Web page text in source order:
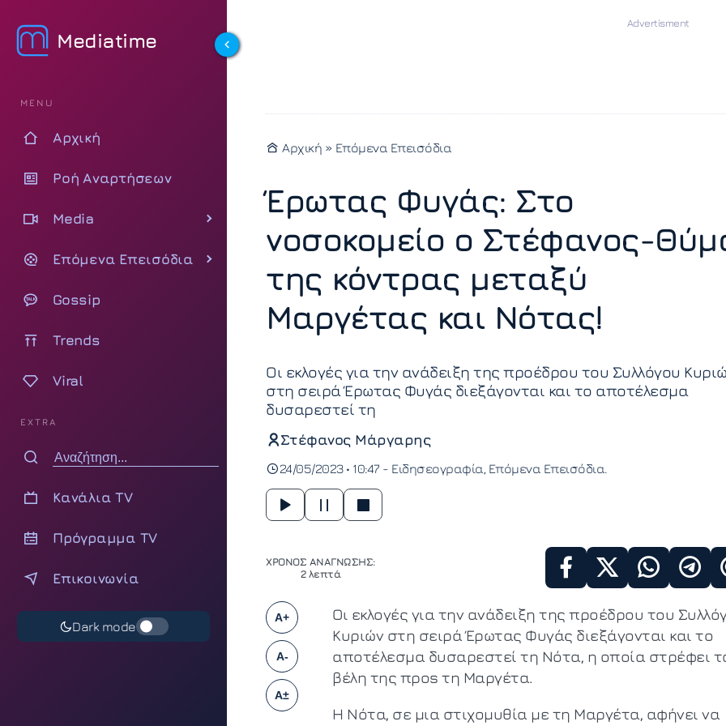
Mediatime
MENU
Αρχική
Ροή Αναρτήσεων
Media
Επόμενα Επεισόδια
Gossip
Trends
Viral
EXTRA
Κανάλια TV
Πρόγραμμα TV
Επικοινωνία
Dark mode
Αρχική » Επόμενα Επεισόδια
Έρωτας Φυγάς: Στο
νοσοκομείο ο Στέφανος-
της κόντρας μεταξύ
Μαργέτας και Νότας!
Οι εκλογές για την ανάδειξη της προέδρου του Συλλόγου
στη σειρά Έρωτας Φυγάς διεξάγονται και το αποτέλεσμα
δυσαρεστεί τη
Στέφανος Μάργαρης
24/05/2023 • 10:47 - Ειδησεογραφία Επόμενα Επεισόδια
ΧΡΟΝΟΣ ΑΝΑΓΝΩΣΗΣ:
2 λεπτά
A+
A-
A±
Οι εκλογές για την ανάδειξη της προέδρου του
Κυριών στη σειρά Έρωτας Φυγάς διεξάγονται και το
αποτέλεσμα δυσαρεστεί τη Νότα, η οποία στρέφει
βέλη της προs τη Μαργέτα.
Η Νότα, σε μια στιχομυθία με τη Μαργέτα, αφήνει να